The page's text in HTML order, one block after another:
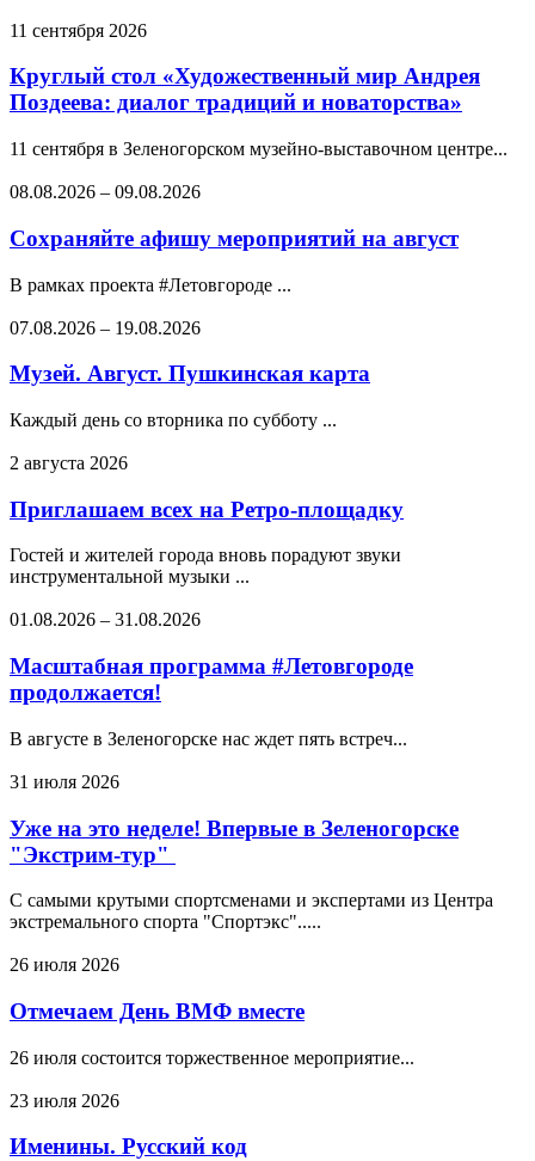
11 сентября 2026
Круглый стол «Художественный мир Андрея
Поздеева: диалог традиций и новаторства»
11 сентября в Зеленогорском музейно-выставочном центре...
08.08.2026 – 09.08.2026
Сохраняйте афишу мероприятий на август
В рамках проекта #Летовгороде ...
07.08.2026 – 19.08.2026
Музей. Август. Пушкинская карта
Каждый день со вторника по субботу ...
2 августа 2026
Приглашаем всех на Ретро-площадку
Гостей и жителей города вновь порадуют звуки
инструментальной музыки ...
01.08.2026 – 31.08.2026
Масштабная программа #Летовгороде
продолжается!
В августе в Зеленогорске нас ждет пять встреч...
31 июля 2026
Уже на это неделе! Впервые в Зеленогорске
"Экстрим-тур"
С самыми крутыми спортсменами и экспертами из Центра
экстремального спорта "Спортэкс".....
26 июля 2026
Отмечаем День ВМФ вместе
26 июля состоится торжественное мероприятие...
23 июля 2026
Именины. Русский код